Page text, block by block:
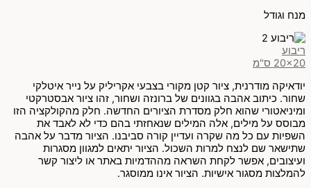
מנח וגודל
ריבוע
20x20 ס"מ
יודאיקה מודרנית, ציור קטן מקורי בצבעי אקריליק על נייר איטלקי
שחור. כיתוב אהבה בגוונים של ברונזה ושחור, זהו ציור אבסטרקטי
ומיניאטורי שהוא חלק מסדרת הציורים החדשה. חלק מהקולקציה הזו
מבוסס על מילים, אלה המילים שנאחזתי בהם כדי לא לאבד את
השפיות עם כל מה שקרה ועדיין קורה סביבנו. הציור מדבר על אהבה
שתישאר שם לנצח למרות השכול. הציור יתאים למגוון מסגרות
ועיצובים, אפשר לקחת השראה מההדמיות באתר או ליצור קשר
להמלצות מסגור אישיות. הציור אינו ממוסגר.